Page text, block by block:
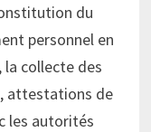
du
personnel en
collecte des
attestations de
les autorités